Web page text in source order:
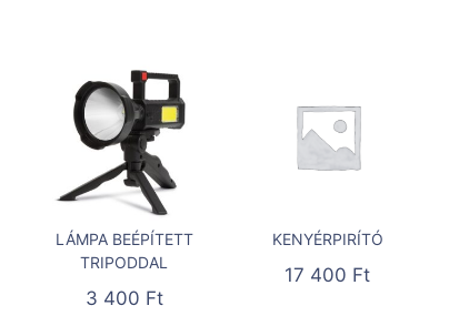
LÁMPA BEÉPÍTETT
TRIPODDAL
3 400 Ft
KENYÉRPIRÍTÓ
17 400 Ft